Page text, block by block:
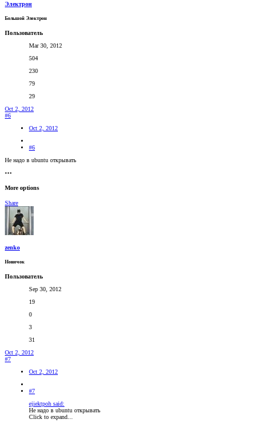
Электрон
Большой Электрон
Пользователь
Mar 30, 2012
504
230
79
29
Oct 2, 2012
#6
Oct 2, 2012
#6
Не надо в ubuntu открывать
•••
More options
Share
zenko
Новичок
Пользователь
Sep 30, 2012
19
0
3
31
Oct 2, 2012
#7
Oct 2, 2012
#7
ejiektpoh said:
Не надо в ubuntu открывать
Click to expand...